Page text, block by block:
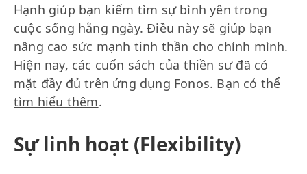
Hạnh giúp bạn kiếm tìm sự bình yên trong
cuộc sống hằng ngày. Điều này sẽ giúp bạn
nâng cao sức mạnh tinh thần cho chính mình.
Hiện nay, các cuốn sách của thiền sư đã có
mặt đầy đủ trên ứng dụng Fonos. Bạn có thể
tìm hiểu thêm.
Sự linh hoạt (Flexibility)